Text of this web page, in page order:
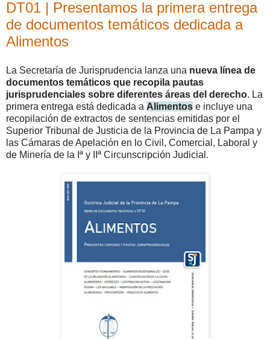
DT01 | Presentamos la primera entrega
de documentos temáticos dedicada a
Alimentos
La Secretaría de Jurisprudencia lanza una nueva línea de
documentos temáticos que recopila pautas
jurisprudenciales sobre diferentes áreas del derecho. La
primera entrega está dedicada a Alimentos e incluye una
recopilación de extractos de sentencias emitidas por el
Superior Tribunal de Justicia de la Provincia de La Pampa y
las Cámaras de Apelación en lo Civil, Comercial, Laboral y
de Minería de la Iª y IIª Circunscripción Judicial.